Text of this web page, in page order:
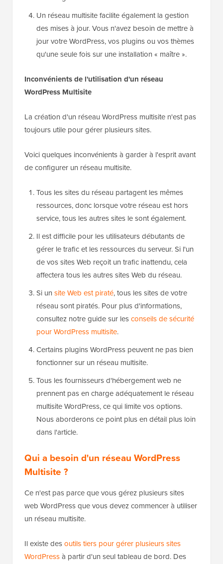
Un réseau multisite facilite également la gestion
des mises à jour. Vous n'avez besoin de mettre à
jour votre WordPress, vos plugins ou vos thèmes
qu'une seule fois sur une installation « maître ».
Inconvénients de l'utilisation d'un réseau
WordPress Multisite
La création d'un réseau WordPress multisite n'est pas
toujours utile pour gérer plusieurs sites.
Voici quelques inconvénients à garder à l'esprit avant
de configurer un réseau multisite.
Tous les sites du réseau partagent les mêmes
ressources, donc lorsque votre réseau est hors
service, tous les autres sites le sont également.
Il est difficile pour les utilisateurs débutants de
gérer le trafic et les ressources du serveur. Si l'un
de vos sites Web reçoit un trafic inattendu, cela
affectera tous les autres sites Web du réseau.
Si un site Web est piraté, tous les sites de votre
réseau sont piratés. Pour plus d'informations,
consultez notre guide sur lesconseils de sécurité
pour WordPress multisite.
Certains plugins WordPress peuvent ne pas bien
fonctionner sur un réseau multisite.
Tous les fournisseurs d'hébergement web ne
prennent pas en charge adéquatement le réseau
multisite WordPress, ce qui limite vos options.
Nous aborderons ce point plus en détail plus loin
dans l'article.
Qui a besoin d'un réseau WordPress
Multisite ?
Ce n'est pas parce que vous gérez plusieurs sites
web WordPress que vous devez commencer à utiliser
un réseau multisite.
Il existe desoutils tiers pour gérer plusieurs sites
WordPressà partir d'un seul tableau de bord. Des